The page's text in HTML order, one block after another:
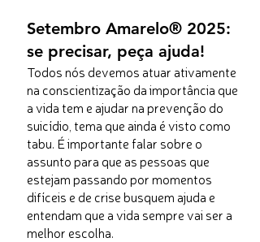
Setembro Amarelo® 2025:
se precisar, peça ajuda!
Todos nós devemos atuar ativamente
na conscientização da importância que
a vida tem e ajudar na prevenção do
suicídio, tema que ainda é visto como
tabu. É importante falar sobre o
assunto para que as pessoas que
estejam passando por momentos
difíceis e de crise busquem ajuda e
entendam que a vida sempre vai ser a
melhor escolha.